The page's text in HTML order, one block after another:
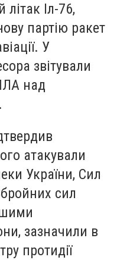
Іл-76,
партію ракет
У
звітували
над
атакували
України, Сил
сил
зазначили в
протидії